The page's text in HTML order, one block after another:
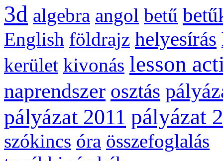
3d algebra angol betű
English földrajz helyesírás
kerület kivonás lesson
naprendszer osztás
pályázat 2011 pályázat
szókincs óra összefoglalás